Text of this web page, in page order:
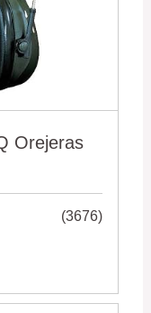
Orejeras
(3676)